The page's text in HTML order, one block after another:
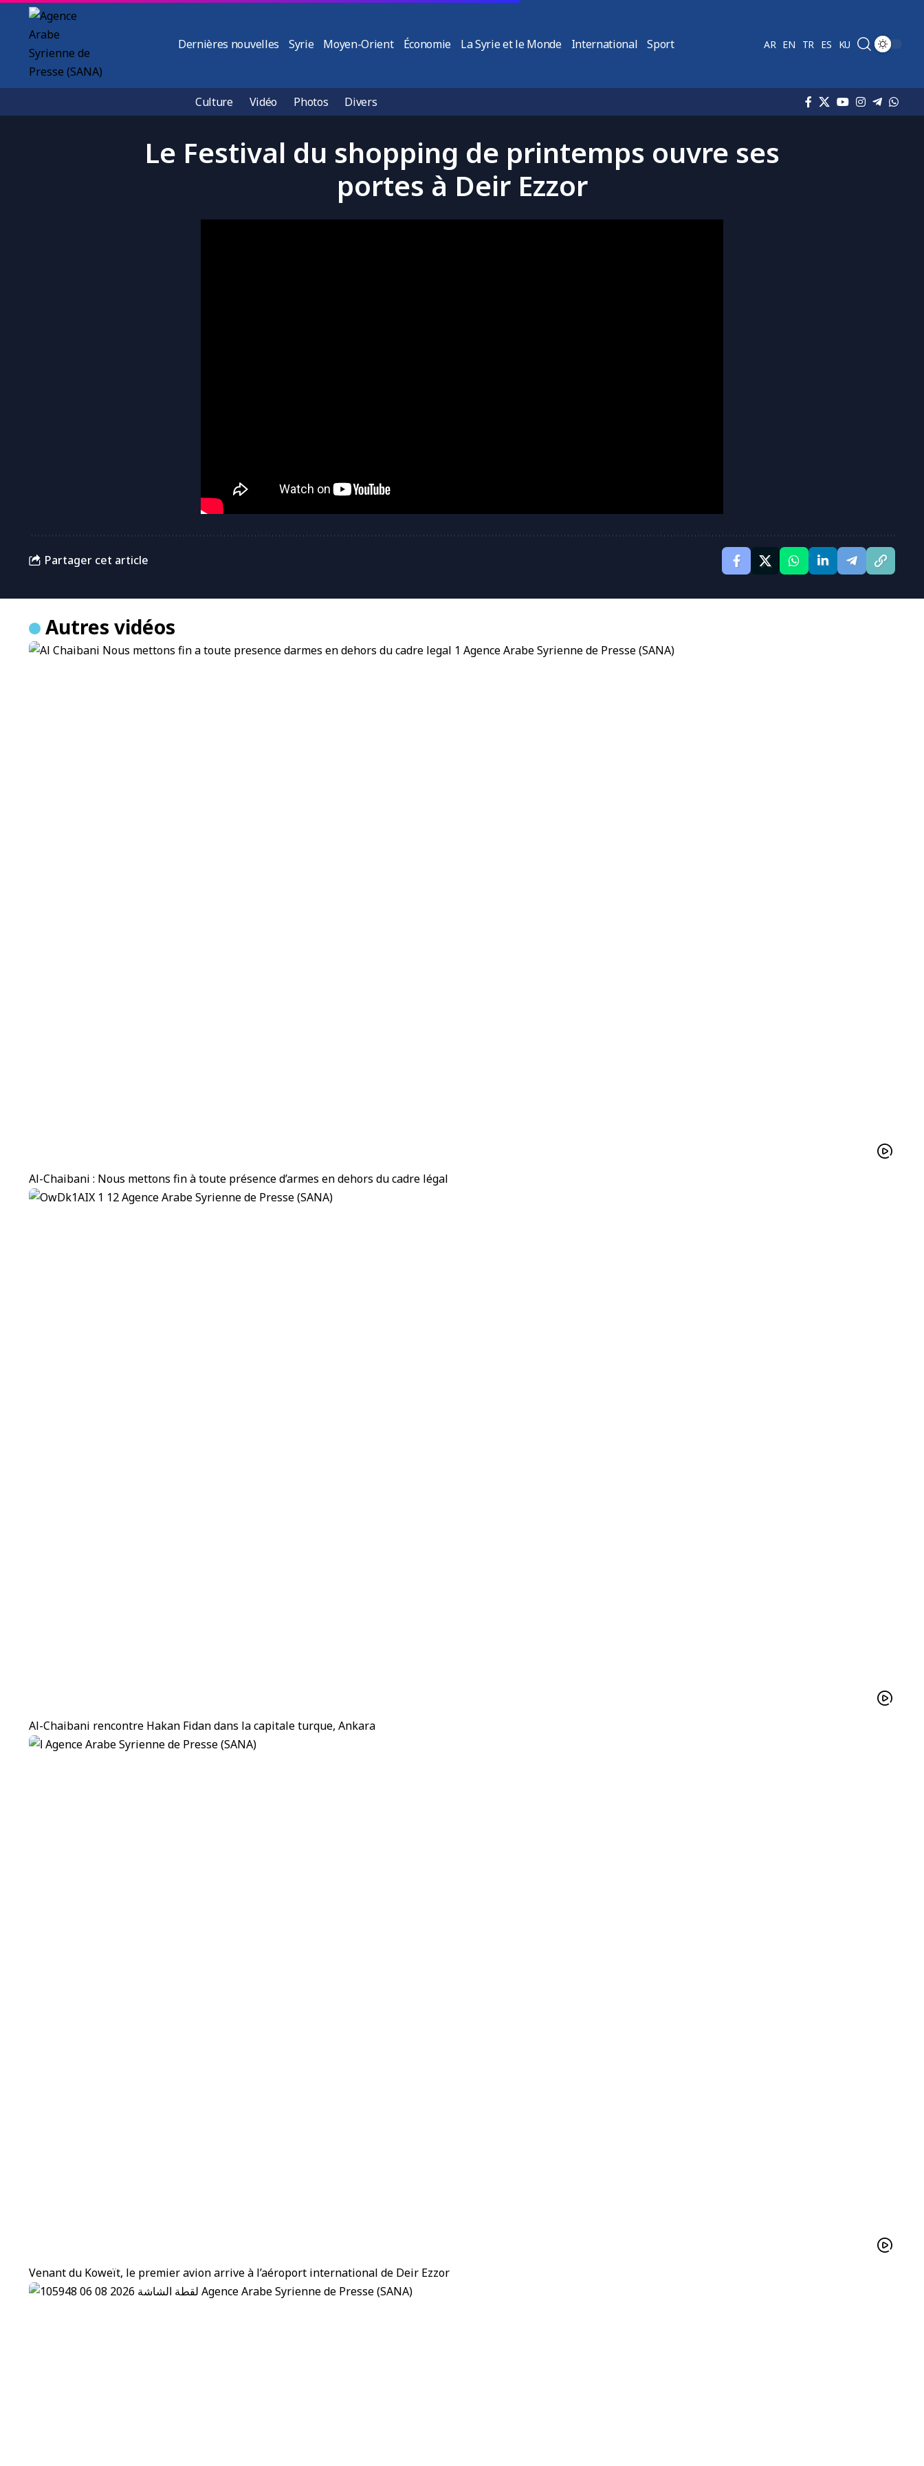
Dernières nouvelles Syrie Moyen-Orient Économie La Syrie et le Monde International Sport AR EN TR ES KU
Culture Vidéo Photos Divers
Le Festival du shopping de printemps ouvre ses
portes à Deir Ezzor
Partager cet article
Autres vidéos
Al-Chaibani : Nous mettons fin à toute présence d’armes en dehors du cadre légal
Al-Chaibani rencontre Hakan Fidan dans la capitale turque, Ankara
Venant du Koweït, le premier avion arrive à l’aéroport international de Deir Ezzor